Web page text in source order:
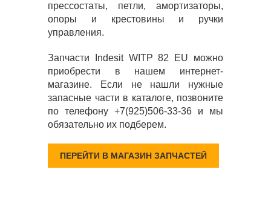
прессостаты, петли, амортизаторы,
опоры и крестовины и ручки
управления.
Запчасти Indesit WITP 82 EU можно
приобрести в нашем интернет-
магазине. Если не нашли нужные
запасные части в каталоге, позвоните
по телефону +7(925)506-33-36 и мы
обязательно их подберем.
ПЕРЕЙТИ В МАГАЗИН ЗАПЧАСТЕЙ